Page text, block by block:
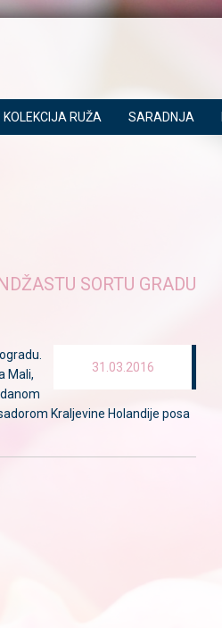
KOLEKCIJA RUŽA SARADNJA
SORTU GRADU
31.03.2016
Mali,
Kraljevine Holandije posa